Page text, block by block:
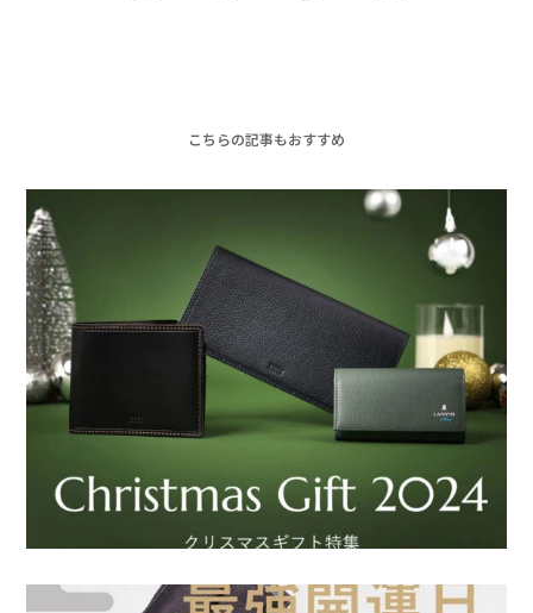
こちらの記事もおすすめ